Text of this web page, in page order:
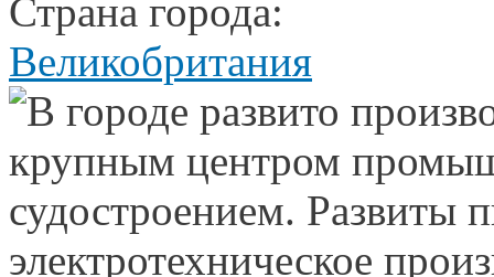
Страна города:
Великобритания